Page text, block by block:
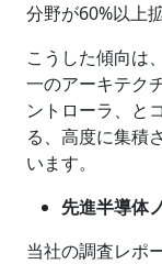
分野が60%以上
こうした傾向は
一のアーキテク
ントローラ、と
る、高度に集積
います。
先進半導体
当社の調査レポ